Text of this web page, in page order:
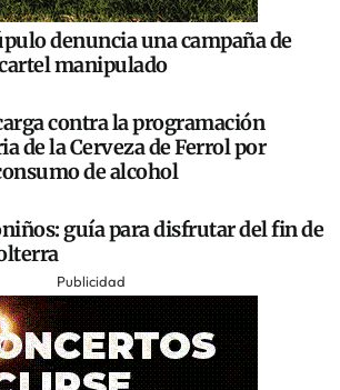
denuncia una campaña de
manipulado
contra la programación
de la Cerveza de Ferrol por
de alcohol
guía para disfrutar del fin de
Publicidad